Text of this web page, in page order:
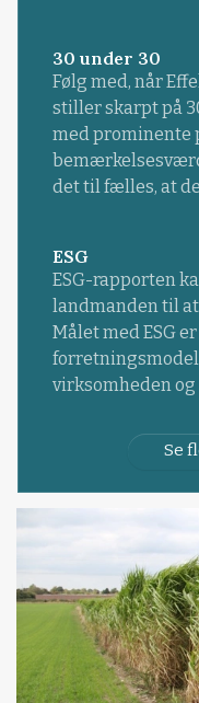
30 under 30
Følg med, når
stiller skarpt på
med prominente
det til fælles, at
ESG
ESG-rapporten
landmanden til
Målet med ESG
virksomheden
Se